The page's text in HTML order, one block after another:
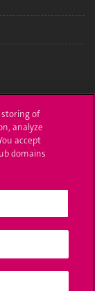
storing of
analyze
accept
domains